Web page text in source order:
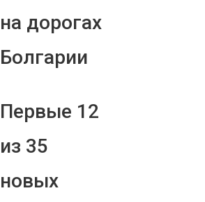
на дорогах
Болгарии
Первые 12
из 35
новых